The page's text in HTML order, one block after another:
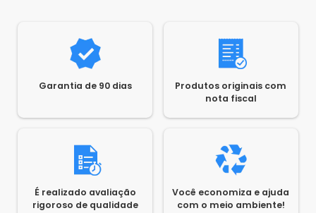
Garantia de 90 dias
Produtos originais com
nota fiscal
É realizado avaliação
rigoroso de qualidade
Você economiza e ajuda
com o meio ambiente!